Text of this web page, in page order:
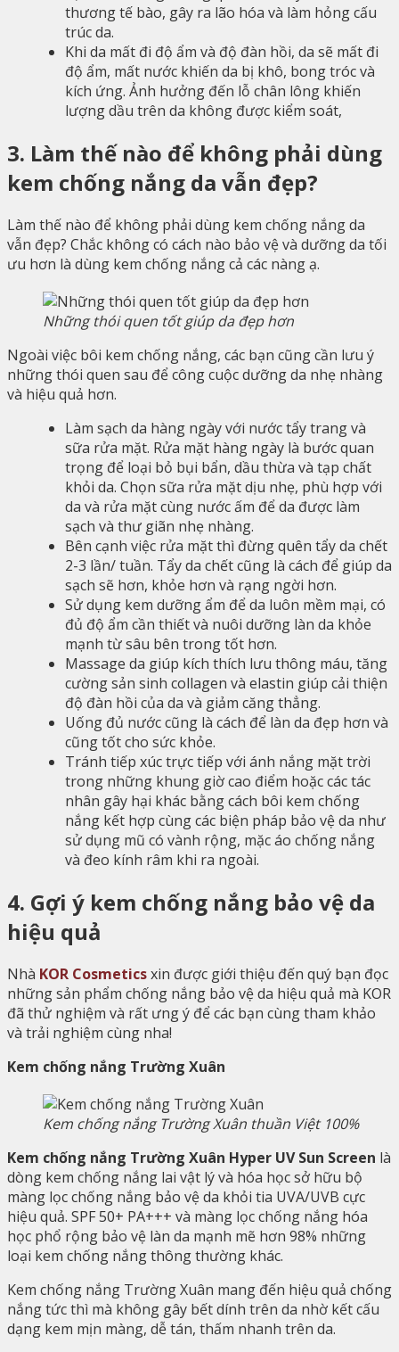
thương tế bào, gây ra lão hóa và làm hỏng cấu
trúc da.
Khi da mất đi độ ẩm và độ đàn hồi, da sẽ mất đi
độ ẩm, mất nước khiến da bị khô, bong tróc và
kích ứng. Ảnh hưởng đến lỗ chân lông khiến
lượng dầu trên da không được kiểm soát,
3. Làm thế nào để không phải dùng
kem chống nắng da vẫn đẹp?
Làm thế nào để không phải dùng kem chống nắng da
vẫn đẹp? Chắc không có cách nào bảo vệ và dưỡng da tối
ưu hơn là dùng kem chống nắng cả các nàng ạ.
Những thói quen tốt giúp da đẹp hơn
Ngoài việc bôi kem chống nắng, các bạn cũng cần lưu ý
những thói quen sau để công cuộc dưỡng da nhẹ nhàng
và hiệu quả hơn.
Làm sạch da hàng ngày với nước tẩy trang và
sữa rửa mặt. Rửa mặt hàng ngày là bước quan
trọng để loại bỏ bụi bẩn, dầu thừa và tạp chất
khỏi da. Chọn sữa rửa mặt dịu nhẹ, phù hợp với
da và rửa mặt cùng nước ấm để da được làm
sạch và thư giãn nhẹ nhàng.
Bên cạnh việc rửa mặt thì đừng quên tẩy da chết
2-3 lần/ tuần. Tẩy da chết cũng là cách để giúp da
sạch sẽ hơn, khỏe hơn và rạng ngời hơn.
Sử dụng kem dưỡng ẩm để da luôn mềm mại, có
đủ độ ẩm cần thiết và nuôi dưỡng làn da khỏe
mạnh từ sâu bên trong tốt hơn.
Massage da giúp kích thích lưu thông máu, tăng
cường sản sinh collagen và elastin giúp cải thiện
độ đàn hồi của da và giảm căng thẳng.
Uống đủ nước cũng là cách để làn da đẹp hơn và
cũng tốt cho sức khỏe.
Tránh tiếp xúc trực tiếp với ánh nắng mặt trời
trong những khung giờ cao điểm hoặc các tác
nhân gây hại khác bằng cách bôi kem chống
nắng kết hợp cùng các biện pháp bảo vệ da như
sử dụng mũ có vành rộng, mặc áo chống nắng
và đeo kính râm khi ra ngoài.
4. Gợi ý kem chống nắng bảo vệ da
hiệu quả
Nhà KOR Cosmeticsxin được giới thiệu đến quý bạn đọc
những sản phẩm chống nắng bảo vệ da hiệu quả mà KOR
đã thử nghiệm và rất ưng ý để các bạn cùng tham khảo
và trải nghiệm cùng nha!
Kem chống nắng Trường Xuân
Kem chống nắng Trường Xuân thuần Việt 100%
Kem chống nắng Trường Xuân Hyper UV Sun Screen là
dòng kem chống nắng lai vật lý và hóa học sở hữu bộ
màng lọc chống nắng bảo vệ da khỏi tia UVA/UVB cực
hiệu quả. SPF 50+ PA+++ và màng lọc chống nắng hóa
học phổ rộng bảo vệ làn da mạnh mẽ hơn 98% những
loại kem chống nắng thông thường khác.
Kem chống nắng Trường Xuân mang đến hiệu quả chống
nắng tức thì mà không gây bết dính trên da nhờ kết cấu
dạng kem mịn màng, dễ tán, thấm nhanh trên da.